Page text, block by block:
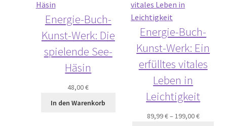
Energie-Buch-
Kunst-Werk: Die
spielende See-
Häsin
48,00€
In den Warenkorb
Energie-Buch-
Kunst-Werk: Ein
erfülltes vitales
Leben in
Leichtigkeit
89,99€– 199,00€